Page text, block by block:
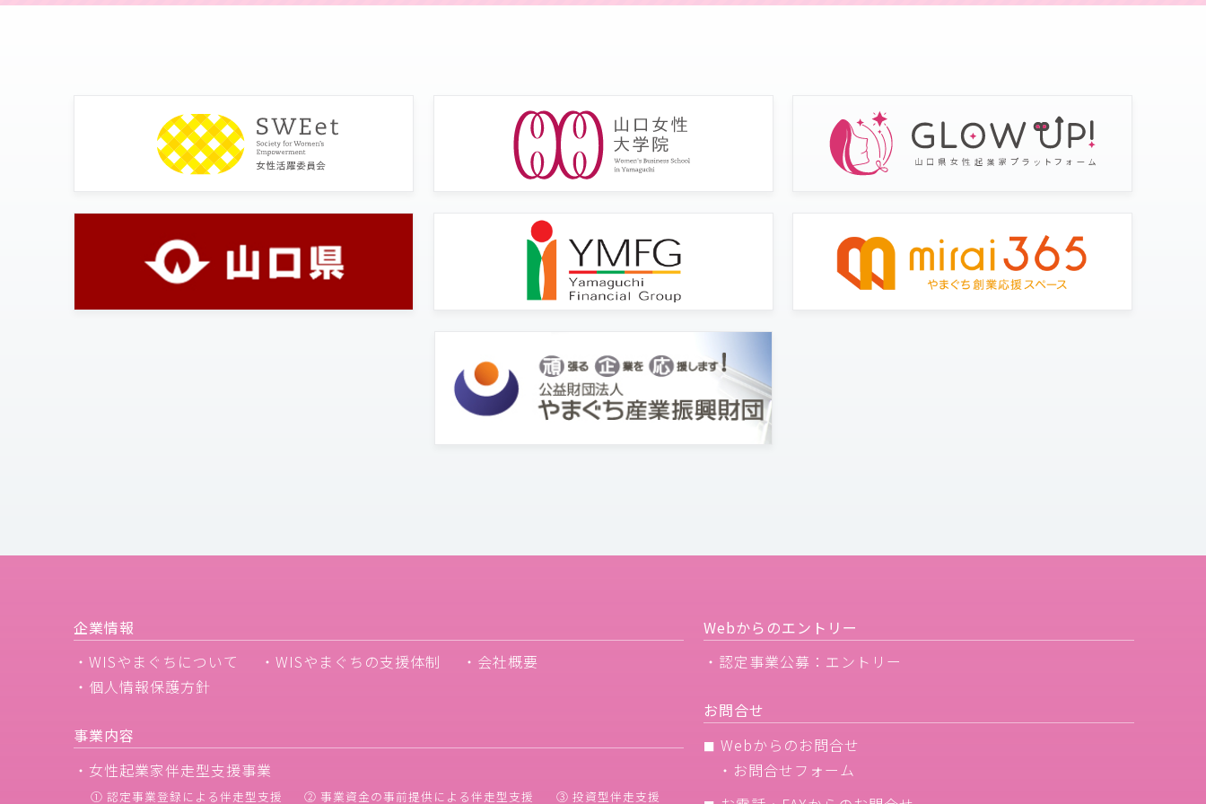
企業情報
・WISやまぐちについて
・WISやまぐちの支援体制
・会社概要
・個人情報保護方針
事業内容
・女性起業家伴走型支援事業
① 認定事業登録による伴走型支援 ② 事業資金の事前提供による伴走型支援 ③ 投資型伴走支援
Webからのエントリー
・認定事業公募：エントリー
お問合せ
■ Webからのお問合せ
・ お問合せフォーム